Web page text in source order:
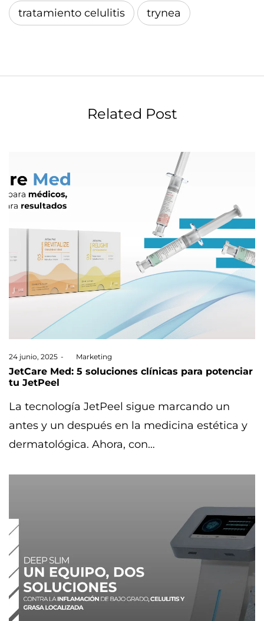
tratamiento celulitis trynea
Related Post
Posted
on
24 junio, 2025 Marketing
JetCare Med: 5 soluciones clínicas para potenciar
tu JetPeel
La tecnología JetPeel sigue marcando un
antes y un después en la medicina estética y
dermatológica. Ahora, con…